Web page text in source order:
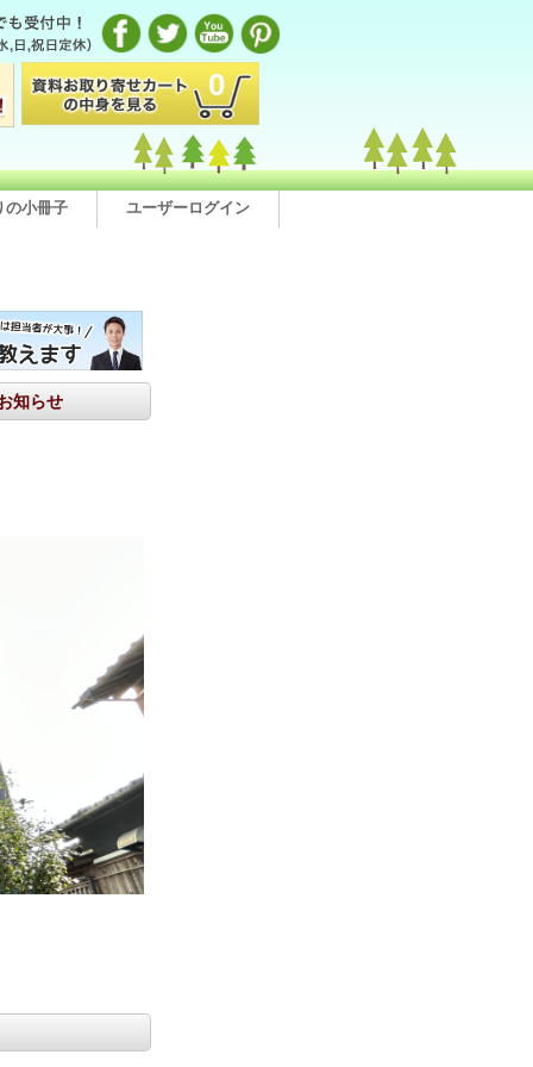
0
の小冊子 ユーザーログイン
知らせ